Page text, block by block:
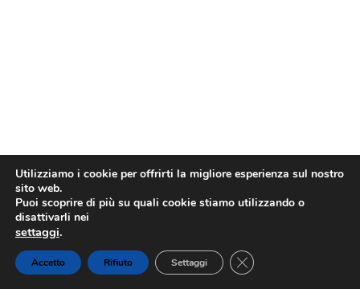
Utilizziamo i cookie per offrirti la migliore esperienza sul nostro
sito web.
Puoi scoprire di più su quali cookie stiamo utilizzando o
disattivarli nei
settaggi.
Accetto Rifiuto Settaggi Close GDPR Cookie